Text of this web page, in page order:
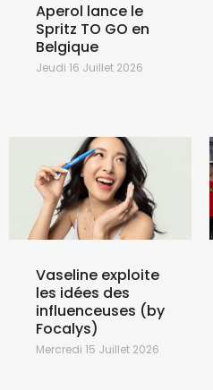
Aperol lance le
Spritz TO GO en
Belgique
Jeudi 16 Juillet 2026
Vaseline exploite
les idées des
influenceuses (by
Focalys)
Mercredi 15 Juillet 2026